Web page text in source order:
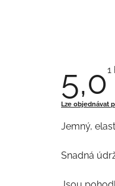
5,0
5
1
Lze objednávat
Jemný,
Snadná